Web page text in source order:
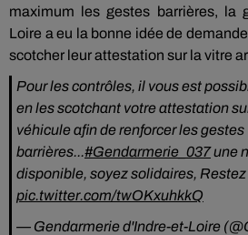
maximum les gestes barrières, la
Loire a eu la bonne idée de
scotcher leur attestation sur la vitre
Pour les contrôles, il vous est
en les scotchant votre attestation
véhicule afin de renforcer les gestes
barrières...#Gendarmerie_037une
disponible, soyez solidaires, Restez
pic.twitter.com/twOKxuhkkQ
— Gendarmerie d'Indre-et-Loire